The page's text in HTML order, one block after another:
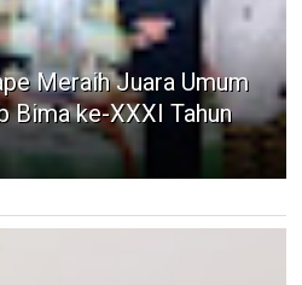
Meraih Juara Umum
Bima ke-XXXI Tahun